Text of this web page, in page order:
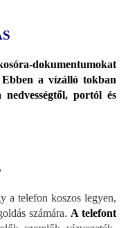
dokumentumokat
a vízálló tokban
nedvességtől, portól és
a telefon koszos legyen,
számára. A telefont